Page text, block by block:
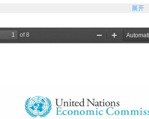
的国家数字生态系统，以利用开放的各种机会通
作为推动下一波非洲增长的保护伞，AfCFTA 大
巩固非洲大陆的市场，为中小微企业和中小微企
前所能获得的范围，但这是一个主要问题。...
展开